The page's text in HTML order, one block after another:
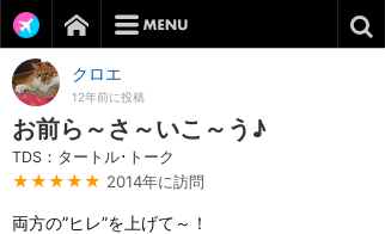
クロエ
12年前に投稿
お前ら～さ～いこ～う♪
TDS：タートル･トーク
★★★★★ 2014年に訪問
両方の”ヒレ”を上げて～！